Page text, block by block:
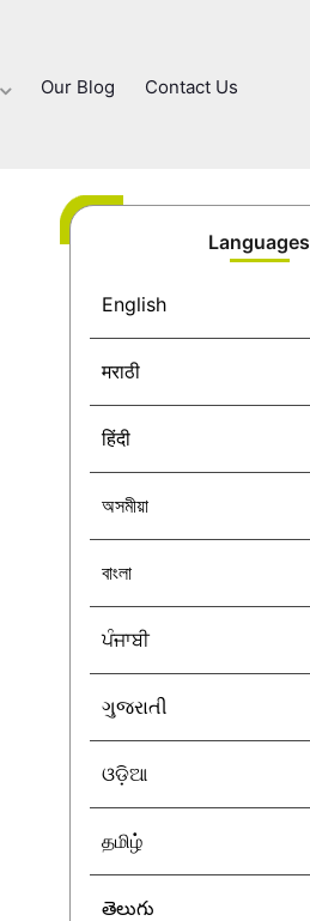
Our Blog Contact Us
Languages
English
मराठी
हिंदी
অসমীয়া
বাংলা
ਪੰਜਾਬੀ
ગુજરાતી
ଓଡ଼ିଆ
தமிழ்
తెలుగు